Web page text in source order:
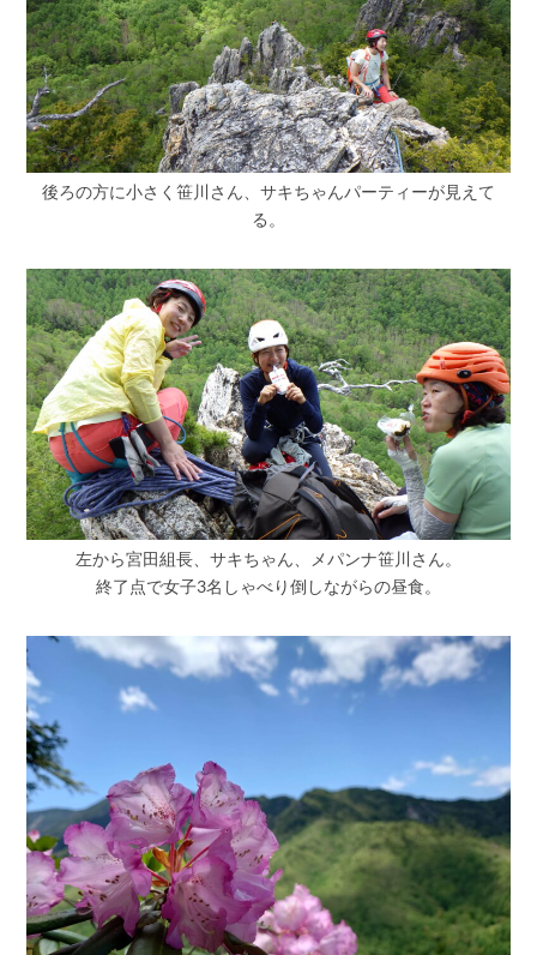
後ろの方に小さく笹川さん、サキちゃんパーティーが見えて
る。
左から宮田組長、サキちゃん、メパンナ笹川さん。
終了点で女子3名しゃべり倒しながらの昼食。